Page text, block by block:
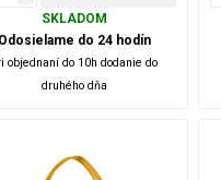
SKLADOM
Odosielame do 24 hodín
objednaní do 10h dodanie do
druhého dňa